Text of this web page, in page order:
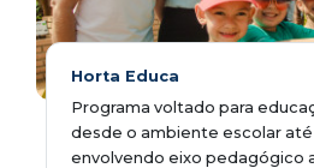
Horta Educa
Programa voltado para
desde o ambiente escolar
envolvendo eixo pedagógico